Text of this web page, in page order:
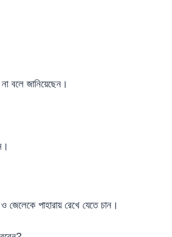
বলে জানিয়েছেন।
পাহারায় রেখে যেতে চান।